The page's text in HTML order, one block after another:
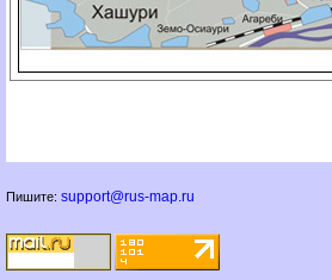
Пишите: support@rus-map.ru